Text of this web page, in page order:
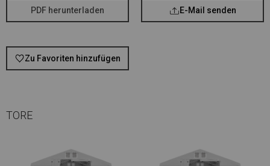
PDF herunterladen E-Mail senden
Zu Favoriten hinzufügen
TORE